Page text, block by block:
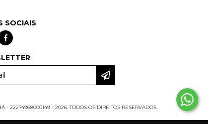
SOCIAIS
- 22274968000149 - 2026. TODOS OS DIREITOS RESERVADOS.